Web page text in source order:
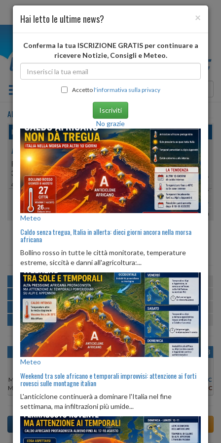
Toggle navigation
ALMENNO SAN BARTOLOMEO previsioni meteo
lunedì, 10 agosto 2026
ALMENNO SAN BARTOLOMEO
PROVINCIA DI:BERGAMO
352 METRI S.L.M.
45º 44′ 37″ N 9º 34′ 60″ E
Min:19°| Max:27°
Umidità53% 82%
vento debole
Pioggia:0 mm| Neve:0 mm
ore 06:16 ore 20:38
MATTINA min:19º max:27º U:53%
POMERIGGIO min:27º max:29º U:51%
SERA min:24º max:31º U:71%-80%
NOTTE min:19º max:22º U:83%
OGGI
Min: 21°C
Max:27°C
SAB 08
Min: 20°C
Max:25°C
DOM 09
Min:19°C
Max: 25°C
LUN 10
Min:19°C
MAR 11
Min:20°C
MER 12
Min:19°C
GIO 13
Min:
19°C
26°C
×
Hai letto le ultime news?
Conferma la tua ISCRIZIONE GRATIS per continuare a
ricevere Notizie, Consigli e Meteo.
Accettol'informativa sulla privacy
Iscriviti
No grazie
Meteo
Caldo senza tregua, Italia in allerta: dieci giorni ancora nella morsa
africana
Bollino rosso in tutte le città monitorate, temperature
estreme, siccità e danni all'agricoltura:...
Meteo
Weekend tra sole africano e temporali improvvisi: attenzione ai forti
rovesci sulle montagne italian
L'anticiclone continuerà a dominare l'Italia nel fine
settimana, ma infiltrazioni più umide...